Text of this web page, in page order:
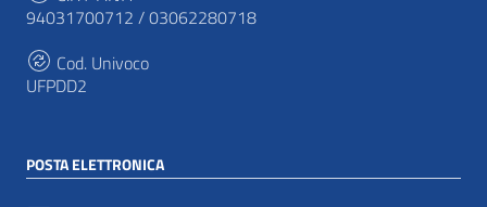
94031700712 / 03062280718
Cod. Univoco
UFPDD2
POSTA ELETTRONICA